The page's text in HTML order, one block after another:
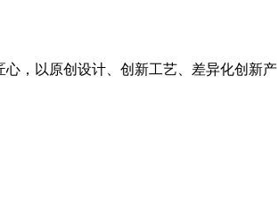
，以原创设计、创新工艺、差异化创新产